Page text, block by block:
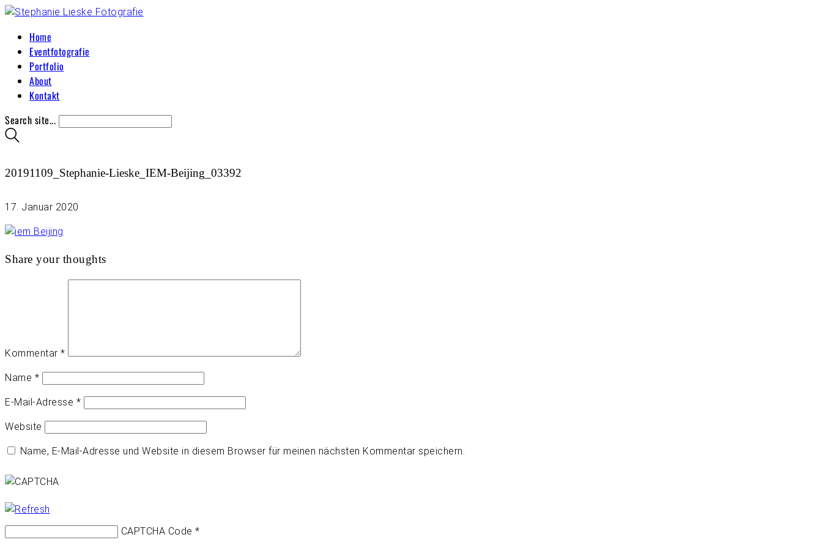
Home
Eventfotografie
Portfolio
About
Kontakt
Search site...
20191109_Stephanie-Lieske_IEM-Beijing_03392
17. Januar 2020
Share your thoughts
Kommentar *
Name *
E-Mail-Adresse *
Website
Name, E-Mail-Adresse und Website in diesem Browser für meinen nächsten Kommentar speichern.
CAPTCHA Code *